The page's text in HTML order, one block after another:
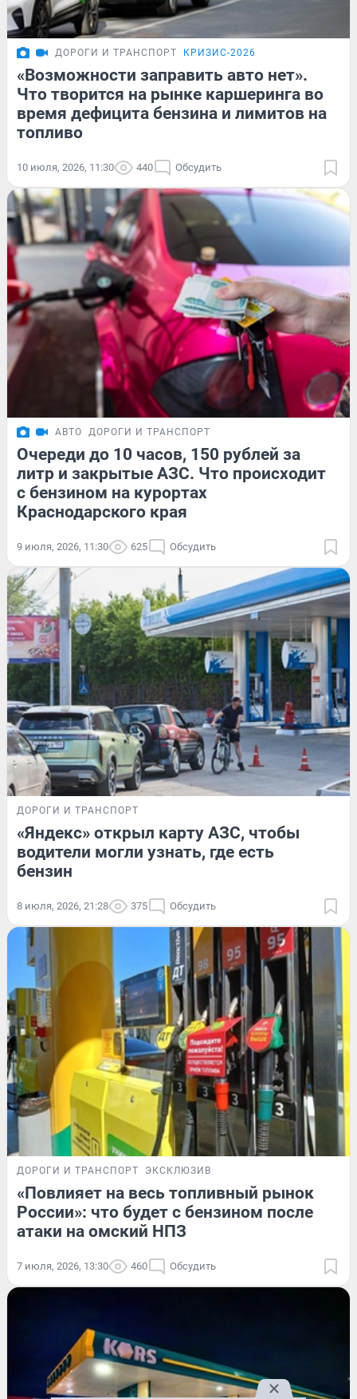
ДОРОГИ И ТРАНСПОРТ КРИЗИС-2026
«Возможности заправить авто нет».
Что творится на рынке каршеринга во
время дефицита бензина и лимитов на
топливо
10 июля, 2026, 11:30 440 Обсудить
АВТО ДОРОГИ И ТРАНСПОРТ
Очереди до 10 часов, 150 рублей за
литр и закрытые АЗС. Что происходит
с бензином на курортах
Краснодарского края
9 июля, 2026, 11:30 625 Обсудить
ДОРОГИ И ТРАНСПОРТ
«Яндекс» открыл карту АЗС, чтобы
водители могли узнать, где есть
бензин
8 июля, 2026, 21:28 375 Обсудить
ДОРОГИ И ТРАНСПОРТ ЭКСКЛЮЗИВ
«Повлияет на весь топливный рынок
России»: что будет с бензином после
атаки на омский НПЗ
7 июля, 2026, 13:30 460 Обсудить